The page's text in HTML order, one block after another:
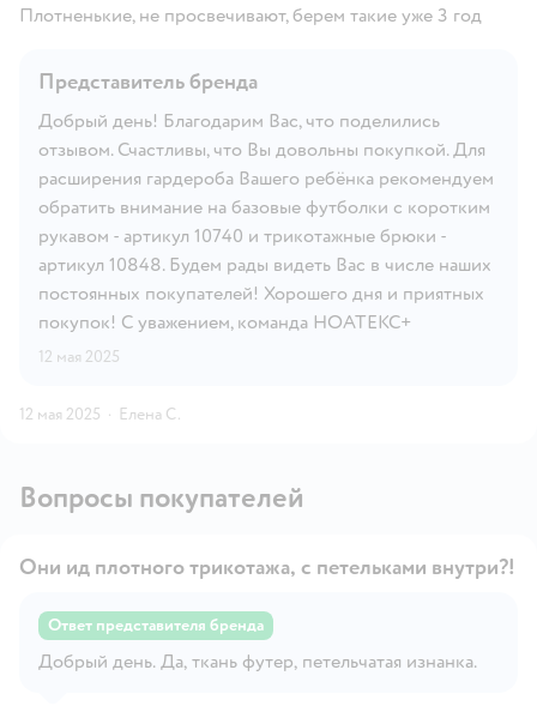
Плотненькие, не просвечивают, берем такие уже 3 год
Представитель бренда
Добрый день! Благодарим Вас, что поделились
отзывом. Счастливы, что Вы довольны покупкой. Для
расширения гардероба Вашего ребёнка рекомендуем
обратить внимание на базовые футболки с коротким
рукавом - артикул 10740 и трикотажные брюки -
артикул 10848. Будем рады видеть Вас в числе наших
постоянных покупателей! Хорошего дня и приятных
покупок! С уважением, команда НОАТЕКС+
12 мая 2025
12 мая 2025 · Елена С.
Вопросы покупателей
Открыть вопрос
Они ид плотного трикотажа, с петельками внутри?!
Ответ представителя бренда
Добрый день. Да, ткань футер, петельчатая изнанка.